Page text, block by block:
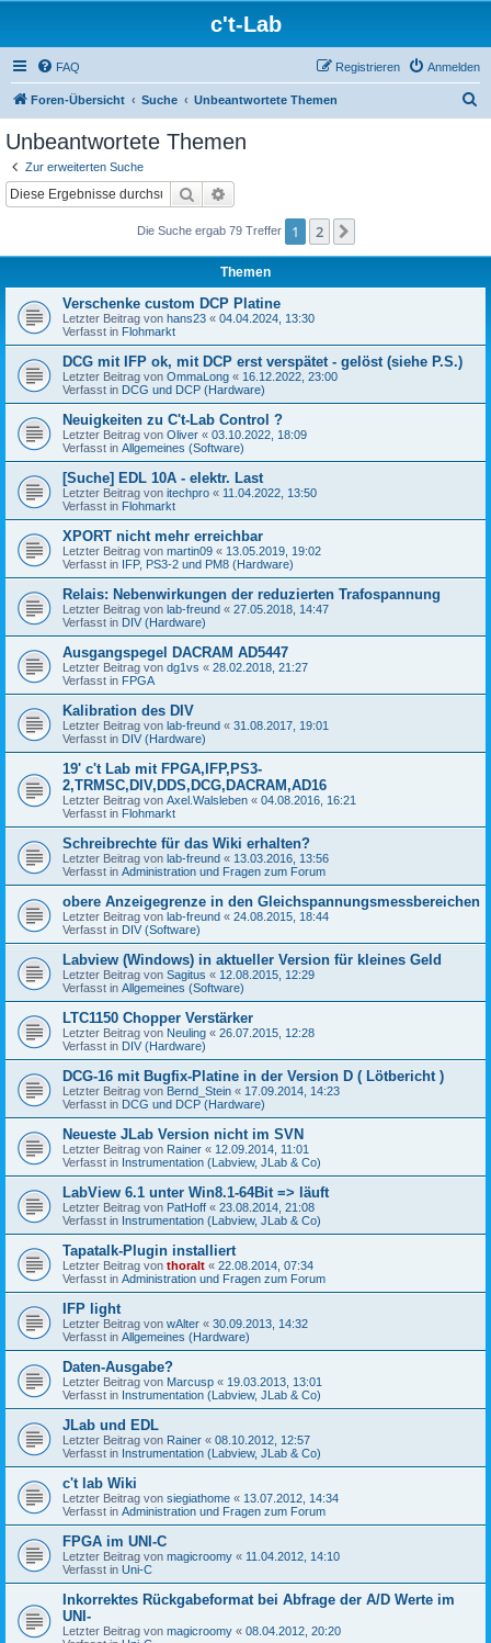
c't-Lab
FAQ Anmelden
Registrieren
Foren-Übersicht Suche Unbeantwortete Themen
Unbeantwortete Themen
Zur erweiterten Suche
Suche
Die Suche ergab 79 Treffer 1 2
Themen
Verschenke custom DCP Platine
Letzter Beitrag von hans23 « 04.04.2024, 13:30
Verfasst in Flohmarkt
DCG mit IFP ok, mit DCP erst verspätet - gelöst (siehe P.S.)
Letzter Beitrag von OmmaLong « 16.12.2022, 23:00
Verfasst in DCG und DCP (Hardware)
Neuigkeiten zu C't-Lab Control ?
Letzter Beitrag von Oliver « 03.10.2022, 18:09
Verfasst in Allgemeines (Software)
[Suche] EDL 10A - elektr. Last
Letzter Beitrag von itechpro « 11.04.2022, 13:50
Verfasst in Flohmarkt
XPORT nicht mehr erreichbar
Letzter Beitrag von martin09 « 13.05.2019, 19:02
Verfasst in IFP, PS3-2 und PM8 (Hardware)
Relais: Nebenwirkungen der reduzierten Trafospannung
Letzter Beitrag von lab-freund « 27.05.2018, 14:47
Verfasst in DIV (Hardware)
Ausgangspegel DACRAM AD5447
Letzter Beitrag von dg1vs « 28.02.2018, 21:27
Verfasst in FPGA
Kalibration des DIV
Letzter Beitrag von lab-freund « 31.08.2017, 19:01
Verfasst in DIV (Hardware)
19' c't Lab mit FPGA,IFP,PS3-
2,TRMSC,DIV,DDS,DCG,DACRAM,AD16
Letzter Beitrag von Axel.Walsleben « 04.08.2016, 16:21
Verfasst in Flohmarkt
Schreibrechte für das Wiki erhalten?
Letzter Beitrag von lab-freund « 13.03.2016, 13:56
Verfasst in Administration und Fragen zum Forum
obere Anzeigegrenze in den Gleichspannungsmessbereichen
Letzter Beitrag von lab-freund « 24.08.2015, 18:44
Verfasst in DIV (Software)
Labview (Windows) in aktueller Version für kleines Geld
Letzter Beitrag von Sagitus « 12.08.2015, 12:29
Verfasst in Allgemeines (Software)
LTC1150 Chopper Verstärker
Letzter Beitrag von Neuling « 26.07.2015, 12:28
Verfasst in DIV (Hardware)
DCG-16 mit Bugfix-Platine in der Version D ( Lötbericht )
Letzter Beitrag von Bernd_Stein « 17.09.2014, 14:23
Verfasst in DCG und DCP (Hardware)
Neueste JLab Version nicht im SVN
Letzter Beitrag von Rainer « 12.09.2014, 11:01
Verfasst in Instrumentation (Labview, JLab & Co)
LabView 6.1 unter Win8.1-64Bit => läuft
Letzter Beitrag von PatHoff « 23.08.2014, 21:08
Verfasst in Instrumentation (Labview, JLab & Co)
Tapatalk-Plugin installiert
Letzter Beitrag von thoralt « 22.08.2014, 07:34
Verfasst in Administration und Fragen zum Forum
IFP light
Letzter Beitrag von wAlter « 30.09.2013, 14:32
Verfasst in Allgemeines (Hardware)
Daten-Ausgabe?
Letzter Beitrag von Marcusp « 19.03.2013, 13:01
Verfasst in Instrumentation (Labview, JLab & Co)
JLab und EDL
Letzter Beitrag von Rainer « 08.10.2012, 12:57
Verfasst in Instrumentation (Labview, JLab & Co)
c't lab Wiki
Letzter Beitrag von siegiathome « 13.07.2012, 14:34
Verfasst in Administration und Fragen zum Forum
FPGA im UNI-C
Letzter Beitrag von magicroomy « 11.04.2012, 14:10
Verfasst in Uni-C
Inkorrektes Rückgabeformat bei Abfrage der A/D Werte im
UNI-
Letzter Beitrag von magicroomy « 08.04.2012, 20:20